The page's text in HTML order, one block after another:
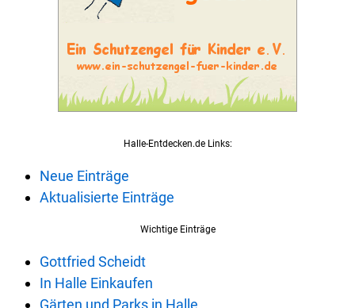
Halle-Entdecken.de Links:
Neue Einträge
Aktualisierte Einträge
Wichtige Einträge
Gottfried Scheidt
In Halle Einkaufen
Gärten und Parks in Halle